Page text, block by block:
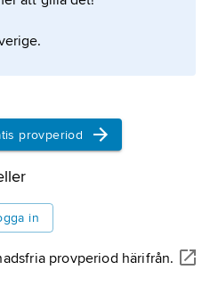
provperiod
in
provperiod härifrån.